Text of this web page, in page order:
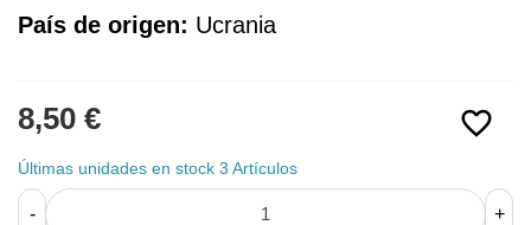
País de origen: Ucrania
favorite_border
8,50 €
Últimas unidades en stock 3 Artículos
- +